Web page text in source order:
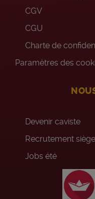
CGV
CGU
Charte de
Paramètres des
Devenir caviste
Recrutement siège
Jobs été